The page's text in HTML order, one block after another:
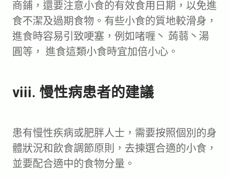
商鋪，還要注意小食的有效食用日期，以免進
食不潔及過期食物。有些小食的質地較滑身，
進食時容易引致哽塞，例如啫喱丶 蒟蒻丶湯
圓等， 進食這類小食時宜加倍小心。
viii. 慢性病患者的建議
患有慢性疾病或肥胖人士，需要按照個別的身
體狀況和飲食調節原則，去揀選合適的小食，
並要配合適中的食物分量。